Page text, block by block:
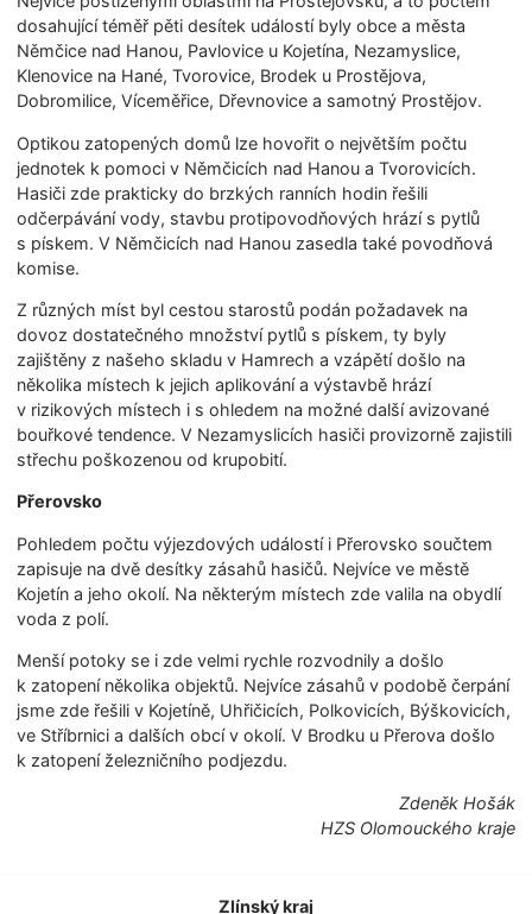
dosahující téměř pěti desítek událostí byly obce a města
Němčice nad Hanou, Pavlovice u Kojetína, Nezamyslice,
Klenovice na Hané, Tvorovice, Brodek u Prostějova,
Dobromilice, Víceměřice, Dřevnovice a samotný Prostějov.
Optikou zatopených domů lze hovořit o největším počtu
jednotek k pomoci v Němčicích nad Hanou a Tvorovicích.
Hasiči zde prakticky do brzkých ranních hodin řešili
odčerpávání vody, stavbu protipovodňových hrází s pytlů
s pískem. V Němčicích nad Hanou zasedla také povodňová
komise.
Z různých míst byl cestou starostů podán požadavek na
dovoz dostatečného množství pytlů s pískem, ty byly
zajištěny z našeho skladu v Hamrech a vzápětí došlo na
několika místech k jejich aplikování a výstavbě hrází
v rizikových místech i s ohledem na možné další avizované
bouřkové tendence. V Nezamyslicích hasiči provizorně zajistili
střechu poškozenou od krupobití.
Přerovsko
Pohledem počtu výjezdových událostí i Přerovsko součtem
zapisuje na dvě desítky zásahů hasičů. Nejvíce ve městě
Kojetín a jeho okolí. Na některým místech zde valila na obydlí
voda z polí.
Menší potoky se i zde velmi rychle rozvodnily a došlo
k zatopení několika objektů. Nejvíce zásahů v podobě čerpání
jsme zde řešili v Kojetíně, Uhřičicích, Polkovicích, Býškovicích,
ve Stříbrnici a dalších obcí v okolí. V Brodku u Přerova došlo
k zatopení železničního podjezdu.
Zdeněk Hošák
HZS Olomouckého kraje
Zlínský kraj